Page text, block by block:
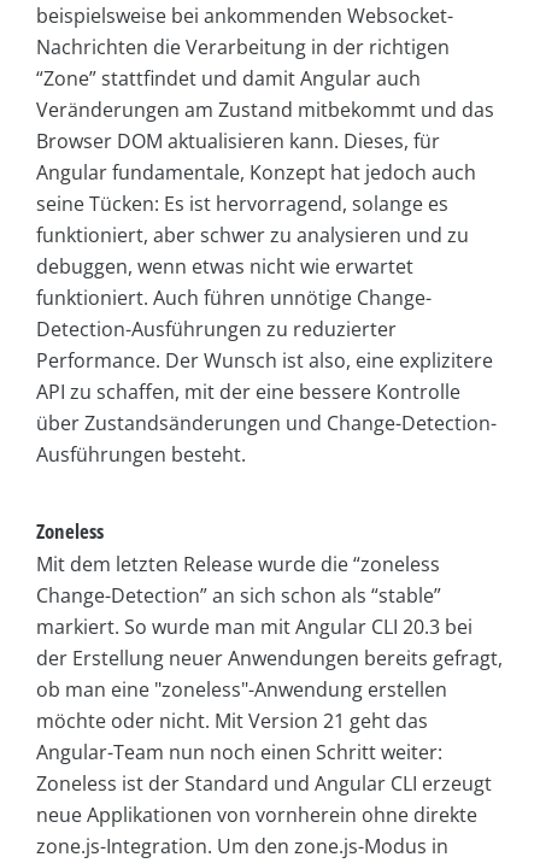
beispielsweise bei ankommenden Websocket-
Nachrichten die Verarbeitung in der richtigen
“Zone” stattfindet und damit Angular auch
Veränderungen am Zustand mitbekommt und das
Browser DOM aktualisieren kann. Dieses, für
Angular fundamentale, Konzept hat jedoch auch
seine Tücken: Es ist hervorragend, solange es
funktioniert, aber schwer zu analysieren und zu
debuggen, wenn etwas nicht wie erwartet
funktioniert. Auch führen unnötige Change-
Detection-Ausführungen zu reduzierter
Performance. Der Wunsch ist also, eine explizitere
API zu schaffen, mit der eine bessere Kontrolle
über Zustandsänderungen und Change-Detection-
Ausführungen besteht.
Zoneless
Mit dem letzten Release wurde die “zoneless
Change-Detection” an sich schon als “stable”
markiert. So wurde man mit Angular CLI 20.3 bei
der Erstellung neuer Anwendungen bereits gefragt,
ob man eine "zoneless"-Anwendung erstellen
möchte oder nicht. Mit Version 21 geht das
Angular-Team nun noch einen Schritt weiter:
Zoneless ist der Standard und Angular CLI erzeugt
neue Applikationen von vornherein ohne direkte
zone.js-Integration. Um den zone.js-Modus in